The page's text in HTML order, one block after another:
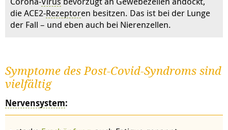
die ACE2-Rezeptoren besitzen. Das ist bei der Lunge
der Fall – und eben auch bei Nierenzellen.
Symptome des Post-Covid-Syndroms sind
vielfältig
Nervensystem: